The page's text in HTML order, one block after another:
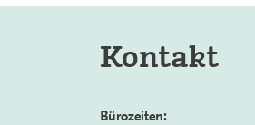
Kontakt
Bürozeiten: